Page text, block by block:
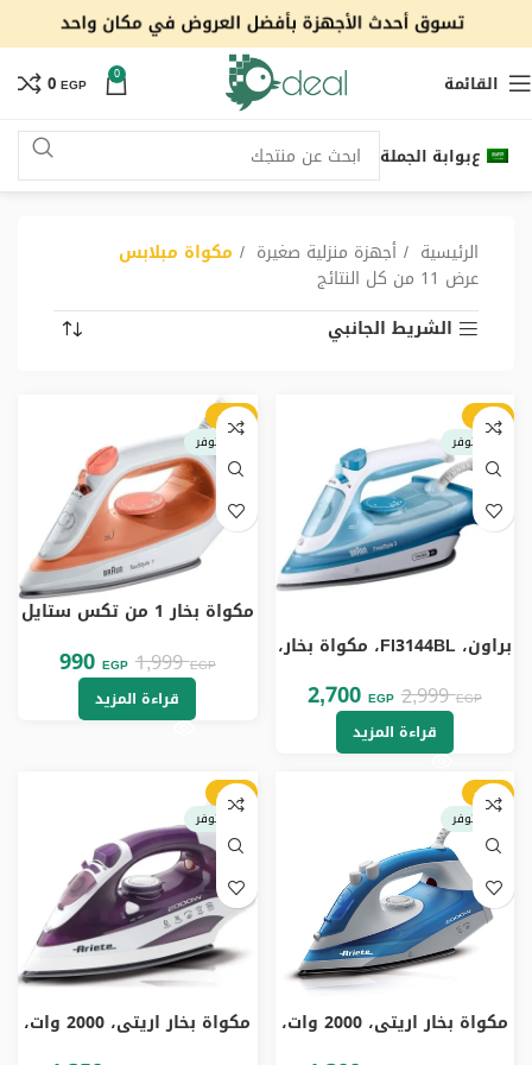
القائمة 0
0EGP
عبوابة الجملة
الرئيسية أجهزة منزلية صغيرة
مكواة مبلابس
عرض ⁦11⁩ من كل النتائج
الشريط الجانبي
-10%
غير متوفر
براون، FI3144BL، مكواة بخار،
2,999EGP
2,700 EGP
قراءة المزيد
-50%
غير متوفر
مكواة بخار 1 من تكس ستايل
لاصقة، موفرة للطاقة بنسبة
1,999EGP
990 EGP
قراءة المزيد
-13%
غير متوفر
مكواة بخار اريتي، 2000 وات،
-10%
غير متوفر
مكواة بخار اريتي، 2000 وات،